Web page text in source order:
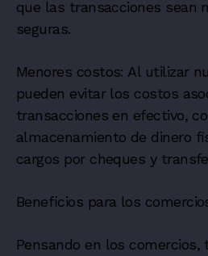
que las transacciones sean
seguras.
Menores costos: Al utilizar
pueden evitar los costos
transacciones en efectivo,
almacenamiento de dinero
cargos por cheques y
Beneficios para los
Pensando en los comercios,